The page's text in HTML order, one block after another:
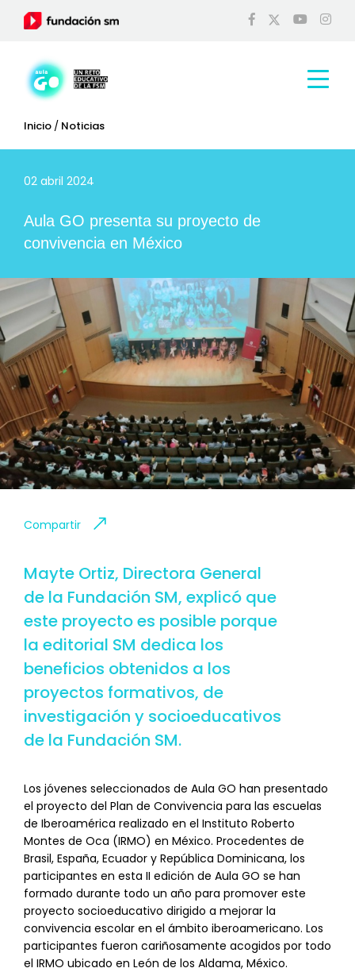
Inicio / Noticias
02 abril 2024
Aula GO presenta su proyecto de
convivencia en México
Compartir
Mayte Ortiz, Directora General
de la Fundación SM, explicó que
este proyecto es posible porque
la editorial SM dedica los
beneficios obtenidos a los
proyectos formativos, de
investigación y socioeducativos
de la Fundación SM.
Los jóvenes seleccionados de Aula GO han presentado
el proyecto del Plan de Convivencia para las escuelas
de Iberoamérica realizado en el Instituto Roberto
Montes de Oca (IRMO) en México. Procedentes de
Brasil, España, Ecuador y República Dominicana, los
participantes en esta II edición de Aula GO se han
formado durante todo un año para promover este
proyecto socioeducativo dirigido a mejorar la
convivencia escolar en el ámbito iberoamericano. Los
participantes fueron cariñosamente acogidos por todo
el IRMO ubicado en León de los Aldama, México.